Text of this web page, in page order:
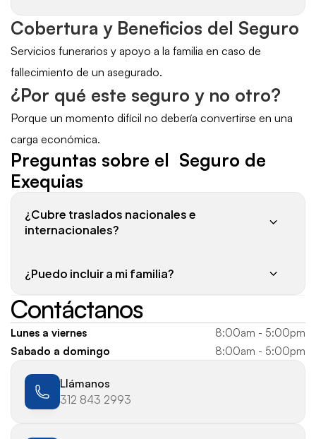
Cobertura y Beneficios del Seguro
Servicios funerarios y apoyo a la familia en caso de
fallecimiento de un asegurado.
¿Por qué este seguro y no otro?
Porque un momento difícil no debería convertirse en una
carga económica.
Preguntas sobre el  Seguro de
Exequias
¿Cubre traslados nacionales e
internacionales?
¿Puedo incluir a mi familia?
Contáctanos
Lunes a viernes
8:00am - 5:00pm
Sabado a domingo
8:00am - 5:00pm
Llámanos
312 843 2993